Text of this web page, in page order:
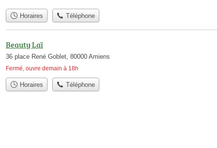
Horaires Téléphone
Beauty Laï
36 place René Goblet, 80000 Amiens
Fermé, ouvre demain à 18h
Horaires Téléphone